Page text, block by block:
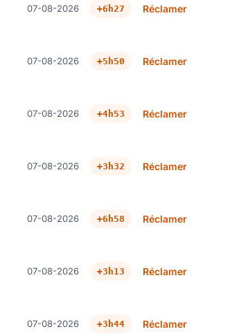
07-08-2026 +6h27 Réclamer
07-08-2026 +5h50 Réclamer
07-08-2026 +4h53 Réclamer
07-08-2026 +3h32 Réclamer
07-08-2026 +6h58 Réclamer
07-08-2026 +3h13 Réclamer
07-08-2026 +3h44 Réclamer